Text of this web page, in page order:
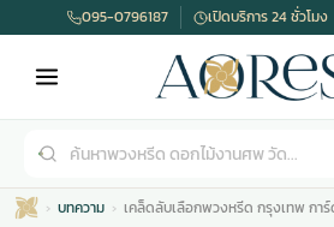
095-0796187 เปิดบริการ 24 ชั่วโมง
บทความ เคล็ดลับเลือกพวงหรีด กรุงเทพ กา